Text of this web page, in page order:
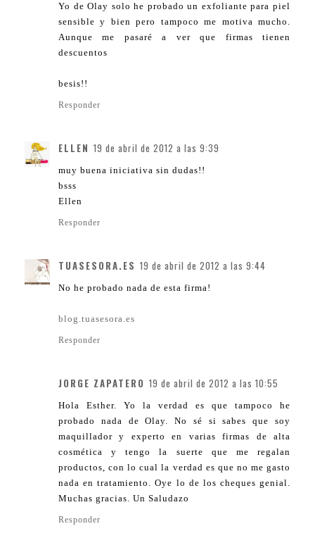
Yo de Olay solo he probado un exfoliante para piel
sensible y bien pero tampoco me motiva mucho.
Aunque me pasaré a ver que firmas tienen
descuentos
besis!!
Responder
ELLEN 19 de abril de 2012 a las 9:39
muy buena iniciativa sin dudas!!
bsss
Ellen
Responder
TUASESORA.ES 19 de abril de 2012 a las 9:44
No he probado nada de esta firma!
blog.tuasesora.es
Responder
JORGE ZAPATERO 19 de abril de 2012 a las 10:55
Hola Esther. Yo la verdad es que tampoco he
probado nada de Olay. No sé si sabes que soy
maquillador y experto en varias firmas de alta
cosmética y tengo la suerte que me regalan
productos, con lo cual la verdad es que no me gasto
nada en tratamiento. Oye lo de los cheques genial.
Muchas gracias. Un Saludazo
Responder